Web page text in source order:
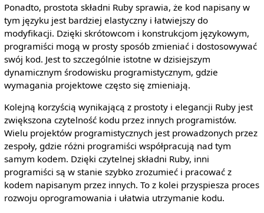
Ponadto, prostota składni Ruby sprawia, że kod napisany w
tym języku jest bardziej elastyczny i łatwiejszy do
modyfikacji. Dzięki skrótowcom i konstrukcjom językowym,
programiści mogą w prosty sposób zmieniać i dostosowywać
swój kod. Jest to szczególnie istotne w dzisiejszym
dynamicznym środowisku programistycznym, gdzie
wymagania projektowe często się zmieniają.
Kolejną korzyścią wynikającą z prostoty i elegancji Ruby jest
zwiększona czytelność kodu przez innych programistów.
Wielu projektów programistycznych jest prowadzonych przez
zespoły, gdzie różni programiści współpracują nad tym
samym kodem. Dzięki czytelnej składni Ruby, inni
programiści są w stanie szybko zrozumieć i pracować z
kodem napisanym przez innych. To z kolei przyspiesza proces
rozwoju oprogramowania i ułatwia utrzymanie kodu.